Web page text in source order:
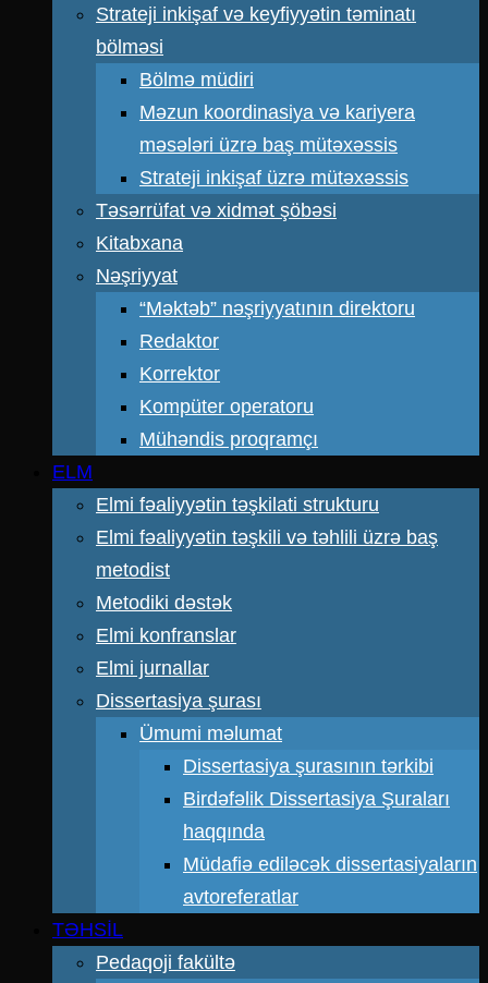
Strateji inkişaf və keyfiyyətin təminatı
bölməsi
Bölmə müdiri
Məzun koordinasiya və kariyera
məsələri üzrə baş mütəxəssis
Strateji inkişaf üzrə mütəxəssis
Təsərrüfat və xidmət şöbəsi
Kitabxana
Nəşriyyat
“Məktəb” nəşriyyatının direktoru
Redaktor
Korrektor
Kompüter operatoru
Mühəndis proqramçı
ELM
Elmi fəaliyyətin təşkilati strukturu
Elmi fəaliyyətin təşkili və təhlili üzrə baş
metodist
Metodiki dəstək
Elmi konfranslar
Elmi jurnallar
Dissertasiya şurası
Ümumi məlumat
Dissertasiya şurasının tərkibi
Birdəfəlik Dissertasiya Şuraları
haqqında
Müdafiə ediləcək dissertasiyaların
avtoreferatlar
TƏHSİL
Pedaqoji fakültə